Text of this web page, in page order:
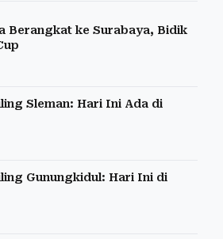
Berangkat ke Surabaya, Bidik
Sleman: Hari Ini Ada di
Gunungkidul: Hari Ini di